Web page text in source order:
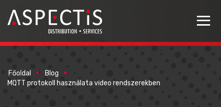
Főoldal
Blog
MQTT protokoll használata video rendszerekben